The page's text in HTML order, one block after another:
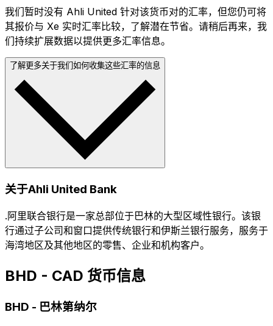
我们暂时没有 Ahli United 针对该货币对的汇率，但您仍可将
其报价与 Xe 实时汇率比较，了解潜在节省。请稍后再来，我
们持续扩展数据以提供更多汇率信息。
了解更多关于我们如何收集这些汇率的信息
关于Ahli United Bank
.阿里联合银行是一家总部位于巴林的大型区域性银行。该银
行通过子公司和窗口提供传统银行和伊斯兰银行服务，服务于
海湾地区及其他地区的零售、企业和机构客户。
BHD - CAD 货币信息
BHD - 巴林第纳尔